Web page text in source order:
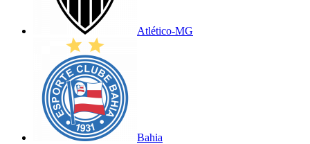
Atlético-MG
Bahia